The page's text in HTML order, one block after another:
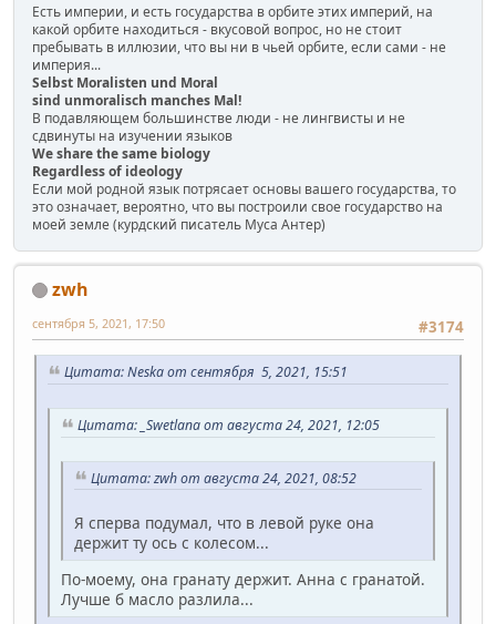
Есть империи, и есть государства в орбите этих империй, на
какой орбите находиться - вкусовой вопрос, но не стоит
пребывать в иллюзии, что вы ни в чьей орбите, если сами - не
империя...
Selbst Moralisten und Moral
sind unmoralisch manches Mal!
В подавляющем большинстве люди - не лингвисты и не
сдвинуты на изучении языков
We share the same biology
Regardless of ideology
Если мой родной язык потрясает основы вашего государства, то
это означает, вероятно, что вы построили свое государство на
моей земле (курдский писатель Муса Антер)
zwh
#3174
сентября 5, 2021, 17:50
Цитата: Neska от сентября 5, 2021, 15:51
Цитата: _Swetlana от августа 24, 2021, 12:05
Цитата: zwh от августа 24, 2021, 08:52
Я сперва подумал, что в левой руке она
держит ту ось с колесом...
По-моему, она гранату держит. Анна с гранатой.
Лучше б масло разлила...